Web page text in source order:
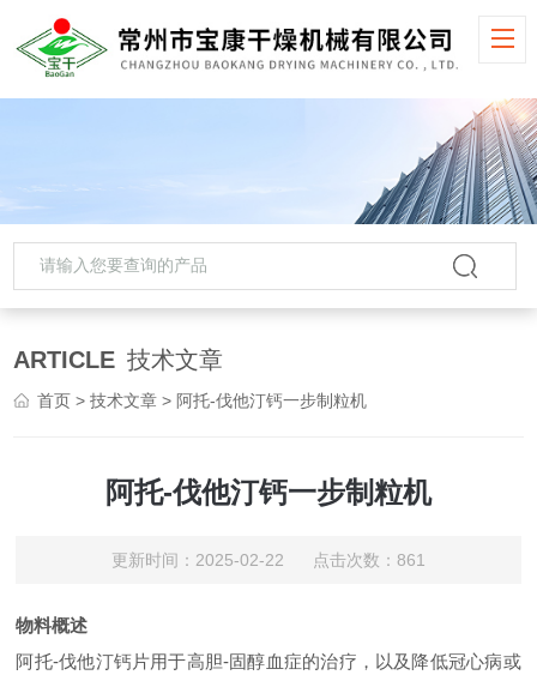
ARTICLE 技术文章
首页 >技术文章 > 阿托-伐他汀钙一步制粒机
阿托-伐他汀钙一步制粒机
更新时间：2025-02-22 点击次数：861
‌物料概述
阿托-伐他汀钙片用于高胆-固醇血症的治疗，以及降低冠心病或